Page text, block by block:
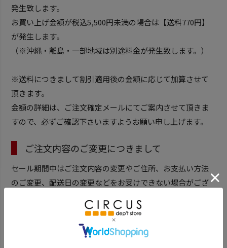
発生致します。
お買い上げ金額が税込5,500円未満の場合は【送料770円】
が発生します。
（※沖縄・離島・一部地域は別途料金が発生致します。）
※送料につきまして割引適用後の金額に応じて加算させて
頂きます。
金額の詳細は、ご注文確定メールにてご案内させて頂きま
すので、必ずご確認下さいますようお願い申し上げます。
ご注文内容のご変更につきまして
セール期間中はご注文内容の変更やご住所、お支払い方法
のご変更、配送日の変更などをお受けできない場合がござ
違えないか、ご確認下さいます様、お願い致します。
同梱発送につきまして